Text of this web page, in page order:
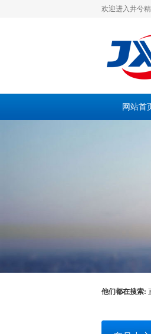
欢迎进入井兮
网站首
他们都在搜索: